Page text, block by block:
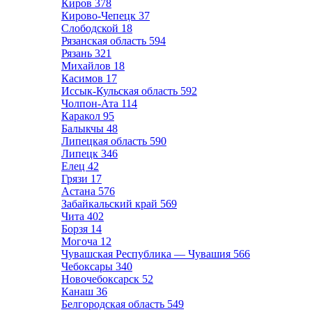
Киров 378
Кирово-Чепецк 37
Слободской 18
Рязанская область 594
Рязань 321
Михайлов 18
Касимов 17
Иссык-Кульская область 592
Чолпон-Ата 114
Каракол 95
Балыкчы 48
Липецкая область 590
Липецк 346
Елец 42
Грязи 17
Астана 576
Забайкальский край 569
Чита 402
Борзя 14
Могоча 12
Чувашская Республика — Чувашия 566
Чебоксары 340
Новочебоксарск 52
Канаш 36
Белгородская область 549